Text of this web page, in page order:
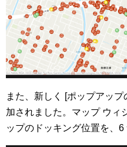
また、新しく [ポップアッ
加されました。マップ ウィ
ップのドッキング位置を、6